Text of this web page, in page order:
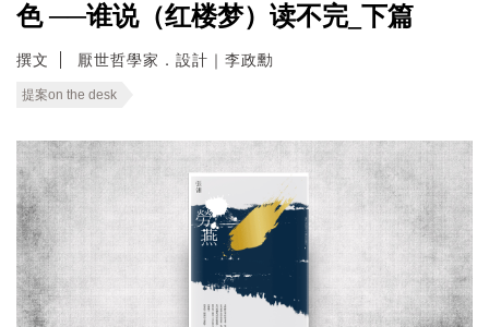
色 ──谁说（红楼梦）读不完_下篇
撰文 厭世哲學家．設計｜李政勳
提案on the desk